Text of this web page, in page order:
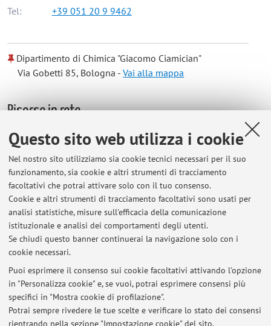
Questo sito web utilizza i cookie
Nel nostro sito utilizziamo sia cookie tecnici necessari per il suo
funzionamento, sia cookie e altri strumenti di tracciamento
facoltativi che potrai attivare solo con il tuo consenso.
Cookie e altri strumenti di tracciamento facoltativi sono usati per
analisi statistiche, misure sull'efficacia della comunicazione
istituzionale e analisi dei comportamenti degli utenti.
Se chiudi questo banner continuerai la navigazione solo con i
cookie necessari.
Puoi esprimere il consenso sui cookie facoltativi attivando l'opzione
in "Personalizza cookie" e, se vuoi, potrai esprimere consensi più
specifici in "Mostra cookie di profilazione".
Potrai sempre rivedere le tue scelte e verificare lo stato dei consensi
rientrando nella sezione "Impostazione cookie" del sito.
Tel:
+39 051 20 9 9462
Dipartimento di Chimica "Giacomo Ciamician"
Via Gobetti 85, Bologna -Vai alla mappa
Risorse in rete
ORCID
Orario di ricevimento
Dal Lunedì al Venerdì su appuntamento (da concordare via e-
mail)
Ultimi avvisi
Lezioni online
Pubblicato il: 04 marzo 2020